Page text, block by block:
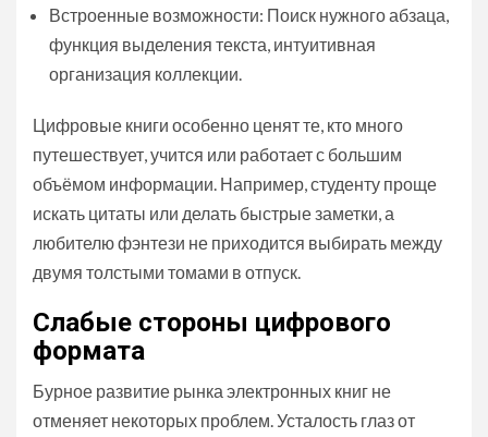
Встроенные возможности: Поиск нужного абзаца,
функция выделения текста, интуитивная
организация коллекции.
Цифровые книги особенно ценят те, кто много
путешествует, учится или работает с большим
объёмом информации. Например, студенту проще
искать цитаты или делать быстрые заметки, а
любителю фэнтези не приходится выбирать между
двумя толстыми томами в отпуск.
Слабые стороны цифрового
формата
Бурное развитие рынка электронных книг не
отменяет некоторых проблем. Усталость глаз от